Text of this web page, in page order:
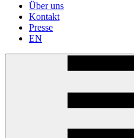
Über uns
Kontakt
Presse
EN